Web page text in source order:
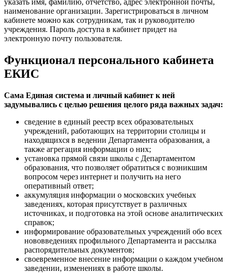
указать имя, фамилию, отчетство, адрес электронной почты,
наименование организации. Зарегистрироваться в личном
кабинете можно как сотрудникам, так и руководителю
учреждения. Пароль доступа в кабинет придет на
электронную почту пользователя.
Функционал персонального кабинета
ЕКИС
Сама Единая система и личный кабинет к ней
задумывались с целью решения целого ряда важных задач:
сведение в единый реестр всех образовательных
учреждений, работающих на территории столицы и
находящихся в ведении Департамента образования, а
также агрегация информации о них;
установка прямой связи школы с Департаментом
образования, что позволяет обратиться с возникшим
вопросом через интернет и получить на него
оперативный ответ;
аккумуляция информации о московских учебных
заведениях, которая присутствует в различных
источниках, и подготовка на этой основе аналитических
справок;
информирование образовательных учреждений обо всех
нововведениях профильного Департамента и рассылка
распорядительных документов;
своевременное внесение информации о каждом учебном
заведении, изменениях в работе школы.